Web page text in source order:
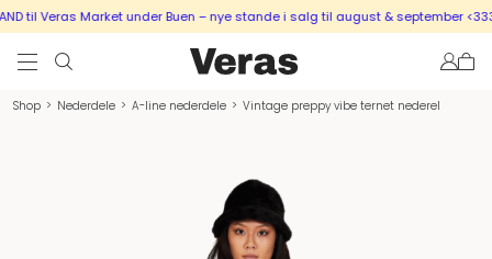
til Veras Market under Buen – nye stande i salg til august & september <333
Shop > Nederdele > A-line nederdele > Vintage preppy vibe ternet nederel